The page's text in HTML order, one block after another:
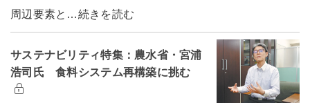
周辺要素と…続きを読む
サステナビリティ特集：農水省・宮浦
浩司氏 食料システム再構築に挑む